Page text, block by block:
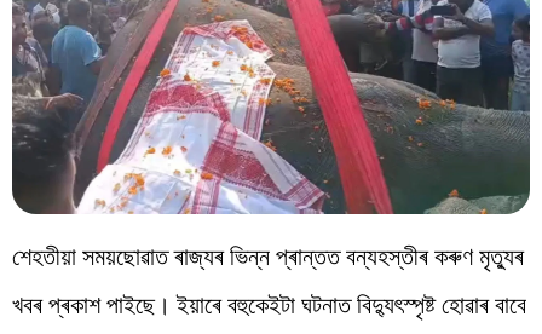
Videos
শেহতীয়া সময়ছোৱাত ৰাজ্যৰ ভিন্ন প্ৰান্তত বন্যহস্তীৰ কৰুণ মৃত্যুৰ
খবৰ প্ৰকাশ পাইছে। ইয়াৰে বহুকেইটা ঘটনাত বিদ্যুৎস্পৃষ্ট হোৱাৰ বাবে